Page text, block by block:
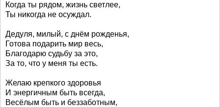
Когда ты рядом, жизнь светлее,
Ты никогда не осуждал.
Дедуля, милый, с днём рожденья,
Готова подарить мир весь,
Благодарю судьбу за это,
За то, что у меня ты есть.
Желаю крепкого здоровья
И энергичным быть всегда,
Весёлым быть и беззаботным,